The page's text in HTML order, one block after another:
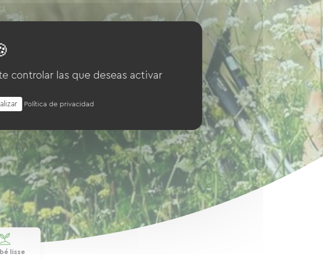
lisse
controlar las que deseas activar
Política de privacidad